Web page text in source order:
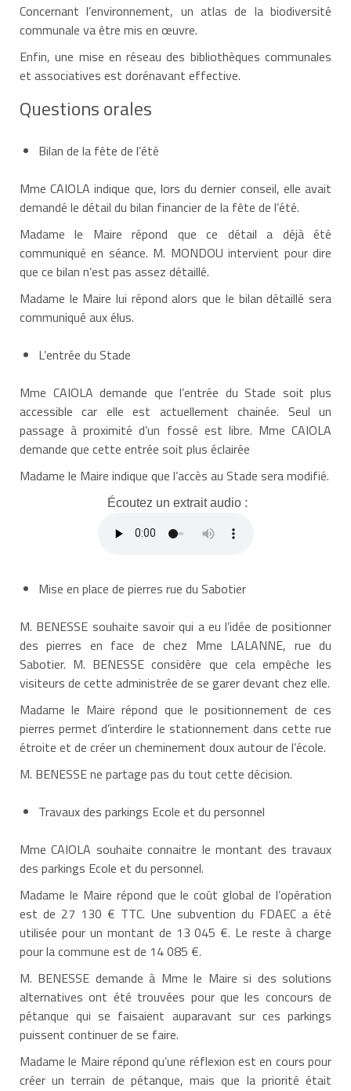
Concernant l’environnement, un atlas de la biodiversité
communale va être mis en œuvre.
Enfin, une mise en réseau des bibliothèques communales
et associatives est dorénavant effective.
Questions orales
Bilan de la fête de l’été
Mme CAIOLA indique que, lors du dernier conseil, elle avait
demandé le détail du bilan financier de la fête de l’été.
Madame le Maire répond que ce détail a déjà été
communiqué en séance. M. MONDOU intervient pour dire
que ce bilan n’est pas assez détaillé.
Madame le Maire lui répond alors que le bilan détaillé sera
communiqué aux élus.
L’entrée du Stade
Mme CAIOLA demande que l’entrée du Stade soit plus
accessible car elle est actuellement chainée. Seul un
passage à proximité d’un fossé est libre. Mme CAIOLA
demande que cette entrée soit plus éclairée
Madame le Maire indique que l’accès au Stade sera modifié.
Écoutez un extrait audio :
Mise en place de pierres rue du Sabotier
M. BENESSE souhaite savoir qui a eu l’idée de positionner
des pierres en face de chez Mme LALANNE, rue du
Sabotier. M. BENESSE considère que cela empêche les
visiteurs de cette administrée de se garer devant chez elle.
Madame le Maire répond que le positionnement de ces
pierres permet d’interdire le stationnement dans cette rue
étroite et de créer un cheminement doux autour de l’école.
M. BENESSE ne partage pas du tout cette décision.
Travaux des parkings Ecole et du personnel
Mme CAIOLA souhaite connaitre le montant des travaux
des parkings Ecole et du personnel.
Madame le Maire répond que le coût global de l’opération
est de 27 130 € TTC. Une subvention du FDAEC a été
utilisée pour un montant de 13 045 €. Le reste à charge
pour la commune est de 14 085 €.
M. BENESSE demande à Mme le Maire si des solutions
alternatives ont été trouvées pour que les concours de
pétanque qui se faisaient auparavant sur ces parkings
puissent continuer de se faire.
Madame le Maire répond qu’une réflexion est en cours pour
créer un terrain de pétanque, mais que la priorité était